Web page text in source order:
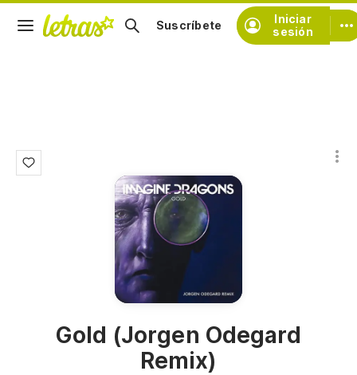
Iniciar
sesión
Suscríbete
Gold (Jorgen Odegard
Remix)